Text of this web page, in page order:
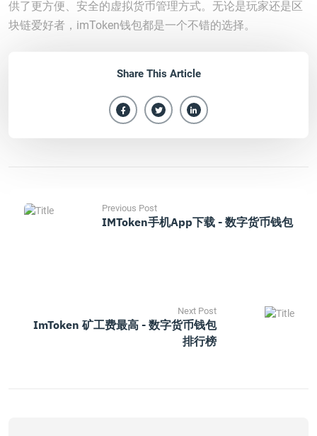
供了更方便、安全的虚拟货币管理方式。无论是玩家还是区
块链爱好者，imToken钱包都是一个不错的选择。
Share This Article
Previous Post
IMToken手机App下载 - 数字货币钱包
Next Post
ImToken 矿工费最高 - 数字货币钱包
排行榜